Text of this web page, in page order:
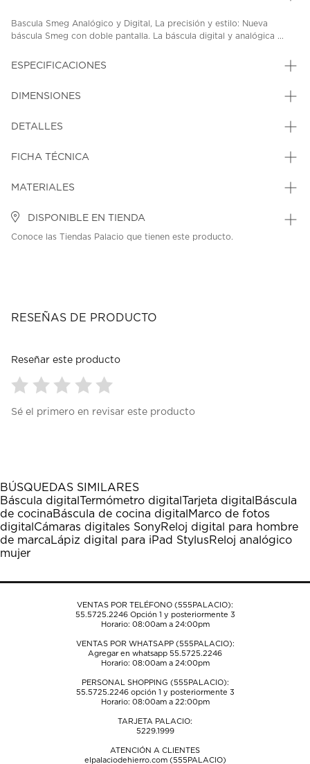
Bascula Smeg Analógico y Digital, La precisión y estilo: Nueva
báscula Smeg con doble pantalla. La báscula digital y analógica ...
ESPECIFICACIONES
DIMENSIONES
DETALLES
FICHA TÉCNICA
MATERIALES
DISPONIBLE EN TIENDA
Conoce las Tiendas Palacio que tienen este producto.
RESEÑAS DE PRODUCTO
Reseñar este producto
para
1
estrella
Esta
acción
abrirá
el
formulario
envío.
para
estrellas.
Esta
acción
abrirá
el
envío.
para
estrellas.
Esta
acción
abrirá
el
envío.
para
estrellas.
Esta
acción
abrirá
el
envío.
para
estrellas.
Esta
acción
abrirá
el
envío.
Sé el primero en revisar este producto
BÚSQUEDAS SIMILARES
Báscula digital Termómetro digital Tarjeta digital Báscula
de cocinaBáscula de cocina digital Marco de fotos
digital Cámaras digitales SonyReloj digital para hombre
de marca Lápiz digital para iPad StylusReloj analógico
mujer
VENTAS POR TELÉFONO (555PALACIO):
55.5725.2246Opción 1 y posteriormente 3
Horario: 08:00am a 24:00pm
VENTAS POR WHATSAPP (555PALACIO):
Agregar en whatsapp 55.5725.2246
Horario: 08:00am a 24:00pm
PERSONAL SHOPPING (555PALACIO):
55.5725.2246opción 1 y posteriormente 3
Horario: 08:00am a 22:00pm
TARJETA PALACIO:
5229.1999
ATENCIÓN A CLIENTES
elpalaciodehierro.com (555PALACIO)